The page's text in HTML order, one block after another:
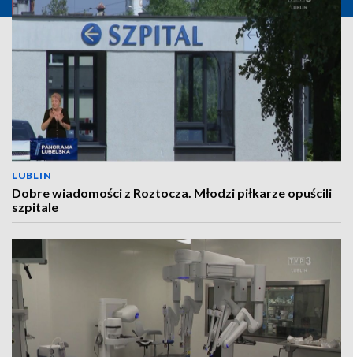
LUBLIN
Dobre wiadomości z Roztocza. Młodzi piłkarze opuścili
szpitale